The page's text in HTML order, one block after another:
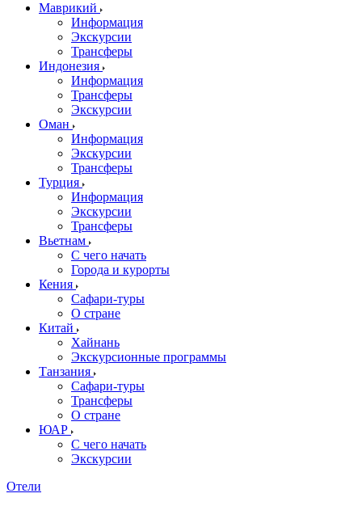
Маврикий
Информация
Экскурсии
Трансферы
Индонезия
Информация
Трансферы
Экскурсии
Оман
Информация
Экскурсии
Трансферы
Турция
Информация
Экскурсии
Трансферы
Вьетнам
С чего начать
Города и курорты
Кения
Сафари-туры
О стране
Китай
Хайнань
Экскурсионные программы
Танзания
Сафари-туры
Трансферы
О стране
ЮАР
С чего начать
Экскурсии
Отели